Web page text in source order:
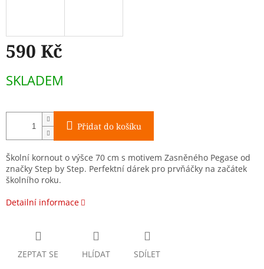
590 Kč
cena:
SKLADEM
Přidat do košíku
Školní kornout o výšce 70 cm s motivem Zasněného Pegase od
značky Step by Step. Perfektní dárek pro prvňáčky na začátek
školního roku.
Detailní informace
ZEPTAT SE HLÍDAT SDÍLET